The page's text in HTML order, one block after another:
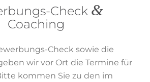
Check &
Coaching
Check sowie die
wir vor Ort die Termine für
kommen Sie zu den im